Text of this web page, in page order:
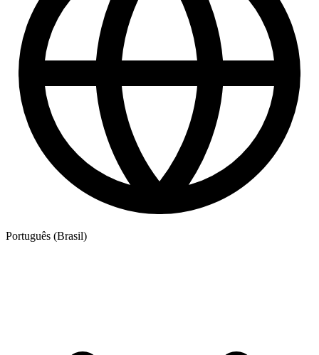
Português (Brasil)